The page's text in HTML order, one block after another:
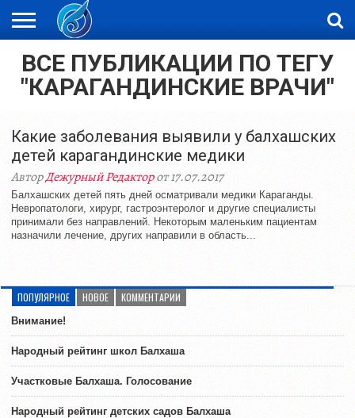
ЖАҢАЛЫҚТАР
НОВОСТИ
ВИДЕО
ФОТОРЕПОРТАЖИ
ОРКЕН
LIVETV
ВСЕ ПУБЛИКАЦИИ ПО ТЕГУ
"КАРАГАНДИНСКИЕ ВРАЧИ"
Какие заболевания выявили у балхашских
детей карагандинские медики
АвторДежурный Редакторот 17.07.2017
Балхашских детей пять дней осматривали медики Караганды.
Невропатологи, хирург, гастроэнтеролог и другие специалисты
принимали без направлений. Некоторым маленьким пациентам
назначили лечение, других направили в область...
ПОПУЛЯРНОЕ НОВОЕ КОММЕНТАРИИ
Внимание!
Народный рейтинг школ Балхаша
Участковые Балхаша. Голосование
Народный рейтинг детских садов Балхаша